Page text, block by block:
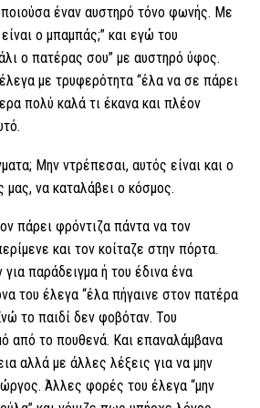
έναν αυστηρό τόνο φωνής. Με
ο μπαμπάς;” και εγώ του
ο πατέρας σου” με αυστηρό ύφος.
με τρυφερότητα “έλα να σε πάρει
πολύ καλά τι έκανα και πλέον
Μην ντρέπεσαι, αυτός είναι και ο
μας, να καταλάβει ο κόσμος.
πάρει φρόντιζα πάντα να τον
και τον κοίταζε στην πόρτα.
παράδειγμα ή του έδινα ένα
του έλεγα “έλα πήγαινε στον πατέρα
το παιδί δεν φοβόταν. Του
από το πουθενά. Και επαναλάμβανα
αλλά με άλλες λέξεις για να μην
Άλλες φορές του έλεγα “μην